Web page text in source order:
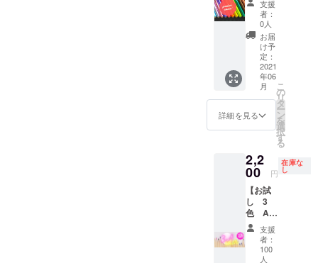
箔色は
変更に
なる可
能性が
御座い
ます。
※パッ
ケージ
デザイ
更にな
る可能
す。
アプリ
ケー
ション
※ウチハ
ク専用
BOX収
録数 ウ
チハ
ク 12
アプリ
ケー
ショ
ン 5枚
（4cm×
10cm）
●収録カ
ラー
（予
カラー
を選べ
る「プ
レミア
ムカス
タム」
33色の
箔カ
ラーよ
りお好
きなカ
ラーを5
びいた
だけま
す。 お
選びい
ただい
たカ
ラーで
「ウチ
ハク」
を製造
支援
者：
0人
お届
け予
定：
2021
年06
月
詳細を見る
こ
の
リ
タ
ー
ン
を
選
択
す
る
2,2
00 円
在庫な
し
【お試
し 3
色 A
セッ
ト】 ■
セット
内容 ウ
支援
者：
100
人